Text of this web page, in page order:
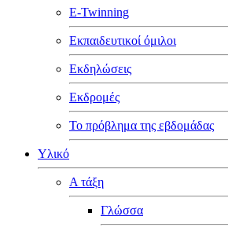
E-Twinning
Εκπαιδευτικοί όμιλοι
Εκδηλώσεις
Εκδρομές
Το πρόβλημα της εβδομάδας
Υλικό
Α τάξη
Γλώσσα